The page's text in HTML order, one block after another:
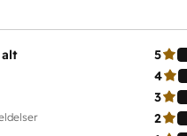
alt 5
4
3
2